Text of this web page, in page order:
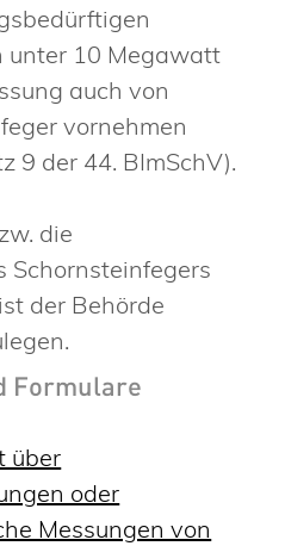
unter 10 Megawatt
auch von
vornehmen
9 der 44. BImSchV).
die
Schornsteinfegers
der Behörde
Formulare
über
oder
Messungen von